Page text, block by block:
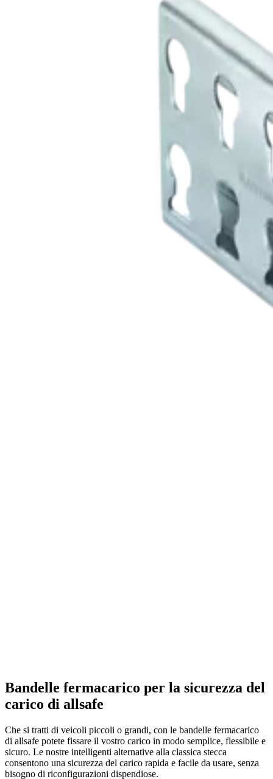
Bandelle fermacarico per la sicurezza del
carico di allsafe
Che si tratti di veicoli piccoli o grandi, con le bandelle fermacarico
di allsafe potete fissare il vostro carico in modo semplice, flessibile e
sicuro. Le nostre intelligenti alternative alla classica stecca
consentono una sicurezza del carico rapida e facile da usare, senza
bisogno di riconfigurazioni dispendiose.